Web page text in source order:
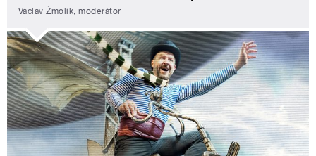
Václav Žmolík, moderátor